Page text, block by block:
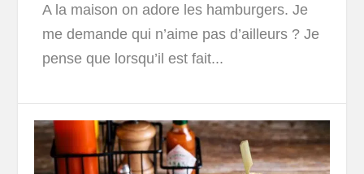
A la maison on adore les hamburgers. Je
me demande qui n’aime pas d’ailleurs ? Je
pense que lorsqu’il est fait...